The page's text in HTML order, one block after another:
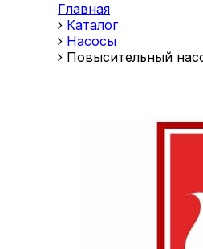
Главная
Каталог
Насосы
Повысительный